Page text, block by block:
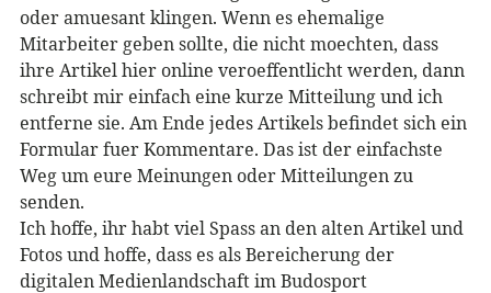
oder amuesant klingen. Wenn es ehemalige
Mitarbeiter geben sollte, die nicht moechten, dass
ihre Artikel hier online veroeffentlicht werden, dann
schreibt mir einfach eine kurze Mitteilung und ich
entferne sie. Am Ende jedes Artikels befindet sich ein
Formular fuer Kommentare. Das ist der einfachste
Weg um eure Meinungen oder Mitteilungen zu
senden.
Ich hoffe, ihr habt viel Spass an den alten Artikel und
Fotos und hoffe, dass es als Bereicherung der
digitalen Medienlandschaft im Budosport